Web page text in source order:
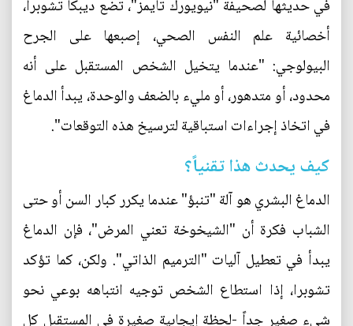
في حديثها لصحيفة "نيويورك تايمز"، تضع ديبكا تشوبرا،
أخصائية علم النفس الصحي، إصبعها على الجرح
البيولوجي: "عندما يتخيل الشخص المستقبل على أنه
محدود، أو متدهور، أو مليء بالضعف والوحدة، يبدأ الدماغ
في اتخاذ إجراءات استباقية لترسيخ هذه التوقعات".
كيف يحدث هذا تقنياً؟
الدماغ البشري هو آلة "تنبؤ" عندما يكرر كبار السن أو حتى
الشباب فكرة أن "الشيخوخة تعني المرض"، فإن الدماغ
يبدأ في تعطيل آليات "الترميم الذاتي". ولكن، كما تؤكد
تشوبرا، إذا استطاع الشخص توجيه انتباهه بوعي نحو